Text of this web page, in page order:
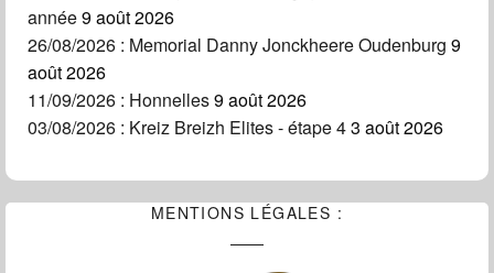
année 9 août 2026
26/08/2026 : Memorial Danny Jonckheere Oudenburg 9
août 2026
11/09/2026 : Honnelles 9 août 2026
03/08/2026 : Kreiz Breizh Elites - étape 4 3 août 2026
MENTIONS LÉGALES :